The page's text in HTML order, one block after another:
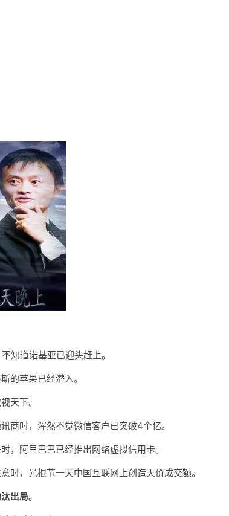
知道诺基亚已迎头赶上。
的苹果已经潜入。
天下。
商时，浑然不觉微信客户已突破4个亿。
，阿里巴巴已经推出网络虚拟信用卡。
时，光棍节一天中国互联网上创造天价成交额。
出局。